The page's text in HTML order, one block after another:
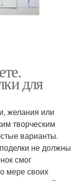
для
желания или
творческим
варианты.
не должны
смог
мере своих